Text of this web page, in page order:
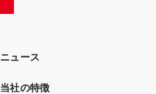
ニュース
当社の特徴